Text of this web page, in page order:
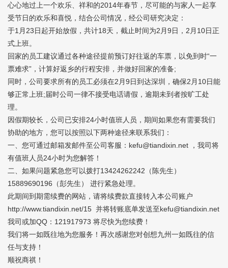
心心地过上一个欢乐、祥和的2014年春节，尽可能的与家人一起享
受节日的欢乐和喜悦，结合公司情况，经公司研究决定：
于1月23日起开始放假，共计18天，截止时间为2月9日，2月10日正
式上班。
回家的员工建议通过各种途径提前预订好往返的车票，以免到时“一
票难求”，计算好返乡的行程安排，并做好回家的准备;
同时，公司要求所有的员工必须在2月9日到达深圳，确保2月10日能
够正常上班;届时公司一律不接受电话请假，逾期未到者按旷工处
理。
因假期较长，公司已安排24小时值班人员，期间如果您有需要我们
协助的地方，您可以按照以下两种途径来联系我们：
一、您可通过邮箱发邮件至公司客服： kefu@tiandixin.net ，我司将
有值班人员24小时为您解答！
二、如果问题紧急您可以拨打13424262242（陈先生）
15889690196（彭先生） 进行紧急处理。
此期间到期需续费的网站，请将续费款直接转入本公司账户
http://www.tiandixin.net/15 并将转账底单发送至kefu@tiandixin.net
我司或加QQ：121917973 将尽快为您续费！
我们将一如既往地为您服务！再次感谢您对创想九州一如既往的信
任与支持！
顺祝商祺！